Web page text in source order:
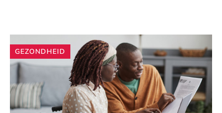
Andere
artikelen
GEZONDHEID